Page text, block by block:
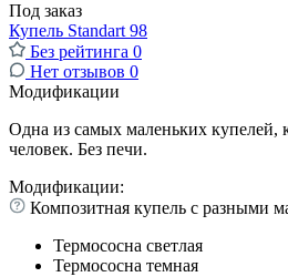
Под заказ
Купель Standart 98
Без рейтинга 0
Нет отзывов 0
Модификации
Одна из самых маленьких купелей,
человек. Без печи.
Модификации:
Композитная купель с разными
Термососна светлая
Термососна темная